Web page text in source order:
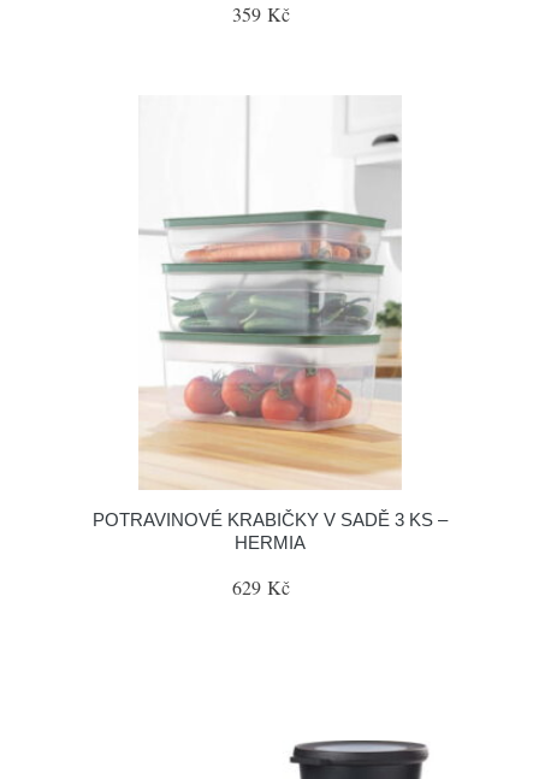
359 Kč
POTRAVINOVÉ KRABIČKY V SADĚ 3 KS –
HERMIA
629 Kč